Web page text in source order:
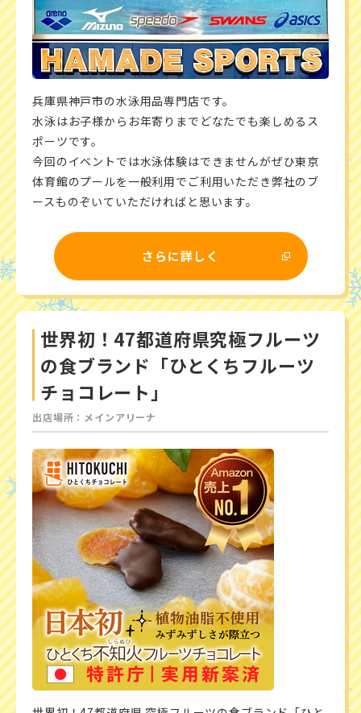
兵庫県神戸市の水泳用品専門店です。
水泳はお子様からお年寄りまでどなたでも楽しめるス
ポーツです。
今回のイベントでは水泳体験はできませんがぜひ東京
体育館のプールを一般利用でご利用いただき弊社のブ
ースものぞいていただければと思います。
さらに詳しく
世界初！47都道府県究極フルーツ
の食ブランド「ひとくちフルーツ
チョコレート」
出店場所：メインアリーナ